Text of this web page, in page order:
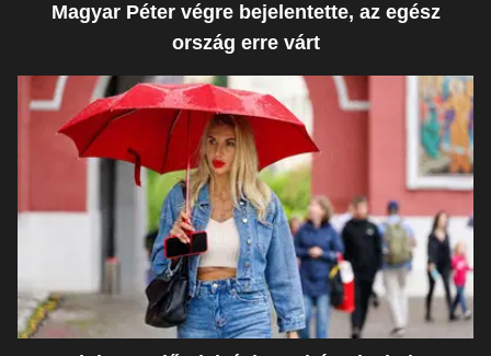
Magyar Péter végre bejelentette, az egész
ország erre várt